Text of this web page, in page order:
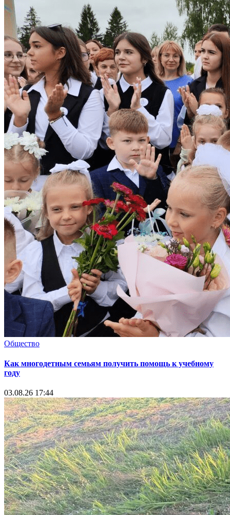
Общество
Как многодетным семьям получить помощь к учебному
году
03.08.26 17:44